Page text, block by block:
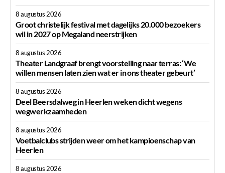
8 augustus 2026
Groot christelijk festival met dagelijks 20.000 bezoekers
wil in 2027 op Megaland neerstrijken
8 augustus 2026
Theater Landgraaf brengt voorstelling naar terras: ‘We
willen mensen laten zien wat er in ons theater gebeurt’
8 augustus 2026
Deel Beersdalweg in Heerlen weken dicht wegens
wegwerkzaamheden
8 augustus 2026
Voetbalclubs strijden weer om het kampioenschap van
Heerlen
8 augustus 2026